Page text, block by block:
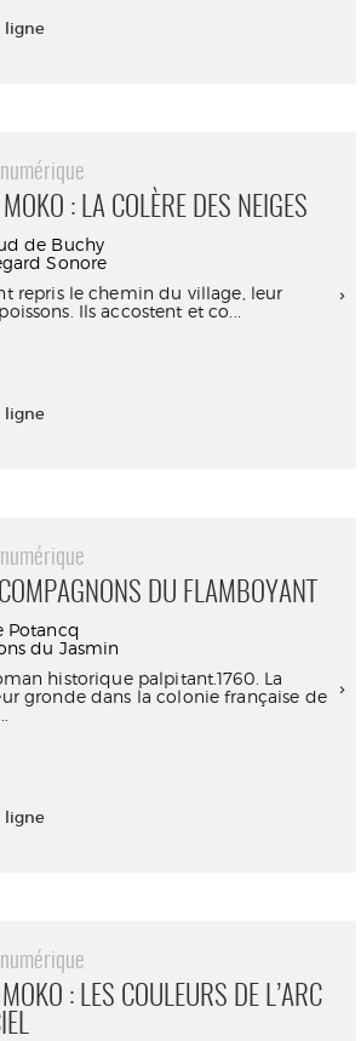
ligne
: LA COLÈRE DES NEIGES
de Buchy
Sonore
repris le chemin du village, leur
Ils accostent et co...
ligne
DU FLAMBOYANT
Potancq
du Jasmin
historique palpitant.1760. La
gronde dans la colonie française de
ligne
: LES COULEURS DE L’ARC